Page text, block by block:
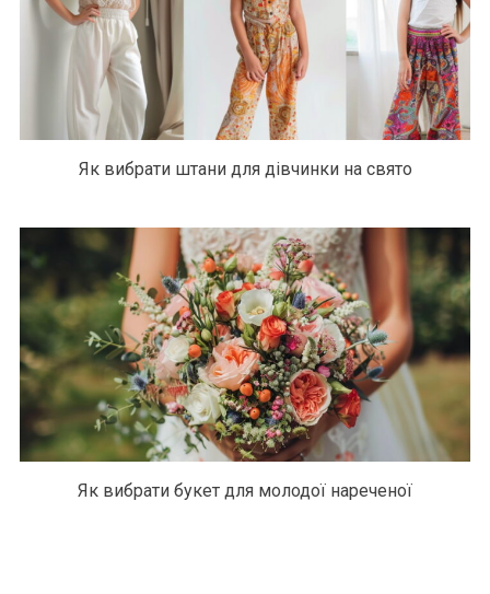
Як вибрати штани для дівчинки на свято
Як вибрати букет для молодої нареченої